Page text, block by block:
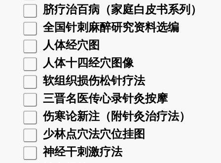
脐疗治百病（家庭白皮书系列）
全国针刺麻醉研究资料选编
人体经穴图
人体十四经穴图像
软组织损伤松针疗法
三晋名医传心录针灸按摩
伤寒论新注（附针灸治疗法）
少林点穴法穴位挂图
神经干刺激疗法